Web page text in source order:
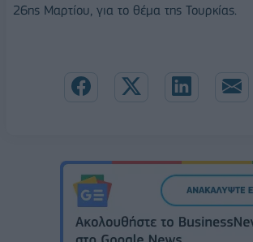
26ης Μαρτίου, για το θέμα της Τουρκίας.